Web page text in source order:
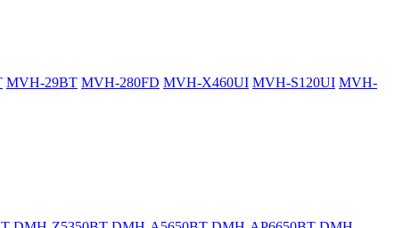
MVH-29BT MVH-280FD MVH-X460UI MVH-S120UI MVH-